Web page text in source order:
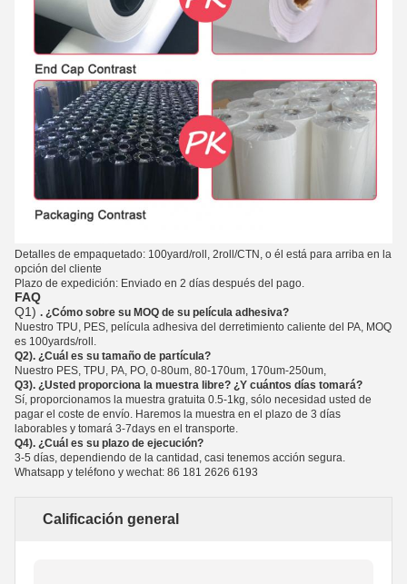
Detalles de empaquetado: 100yard/roll, 2roll/CTN, o él está para arriba en la
opción del cliente
Plazo de expedición: Enviado en 2 días después del pago.
FAQ
Q1) . ¿Cómo sobre su MOQ de su película adhesiva?
Nuestro TPU, PES, película adhesiva del derretimiento caliente del
PA, MOQ
es 100yards/roll.
Q2). ¿Cuál es su tamaño de partícula?
Nuestro PES, TPU, PA, PO, 0-80um, 80-170um, 170um-250um,
Q3). ¿Usted proporciona la muestra libre? ¿Y cuántos días tomará?
Sí, proporcionamos la muestra gratuita 0.5-1kg, sólo necesidad usted de
pagar el coste de envío. Haremos la muestra en el plazo de 3 días
laborables y tomará 3-7days en el transporte.
Q4). ¿Cuál es su plazo de ejecución?
3-5 días, dependiendo de la cantidad, casi tenemos acción segura.
Whatsapp y teléfono y wechat: 86 181 2626 6193
Calificación general